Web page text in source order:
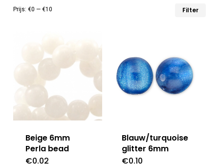
Filter
Prijs: €0 — €10
Beige 6mm
Perla bead
€0.02
Blauw/turquoise
glitter 6mm
€0.10